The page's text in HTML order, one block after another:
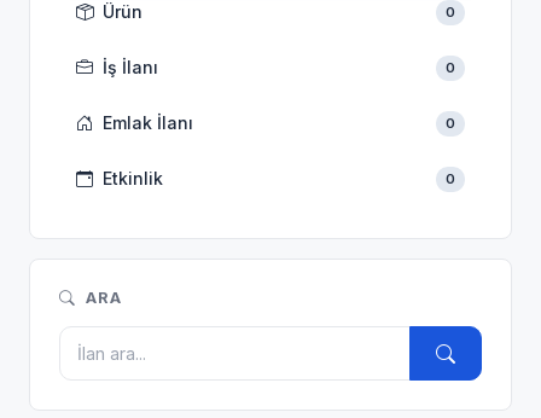
Ürün 0
İş İlanı 0
Emlak İlanı 0
Etkinlik 0
ARA